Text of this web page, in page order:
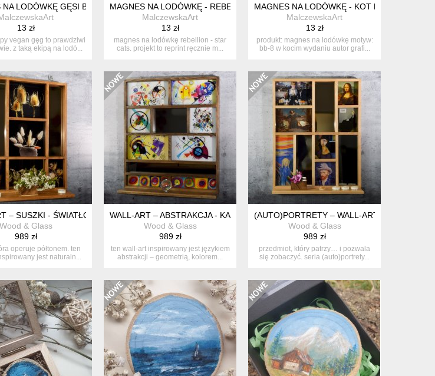
ZESTAW 6SZT - KROWA KURA OWCA GĘŚ ŚWINKA
NA LODÓWKĘ GĘSI BE VEGAN
13 zł
vegan gęg to prawdziwi
z taką ekipą na lodó...
MAGNES NA LODÓWKĘ - REBELLION
MalczewskaArt
13 zł
magnes na lodówkę rebellion - star
cats. projekt to reprint ręcznie m...
MAGNES NA LODÓWKĘ - KOT BB-8 - STAR
MalczewskaArt
13 zł
produkt: magnes na lodówkę motyw:
bb-8 w kocim wydaniu autor grafi...
– SUSZKI - ŚWIATŁO, PÓŁMROK, CISZA
Wood & Glass
989 zł
operuje półtonem. ten
jest naturaln...
WALL-ART – ABSTRAKCJA - KANDINSKY
Wood & Glass
989 zł
ten wall-art inspirowany jest językiem
abstrakcji – geometrią, kolorem...
(AUTO)PORTRETY – WALL-ART Z DREWNA I
Wood & Glass
989 zł
przedmiot, który patrzy… i pozwala
się zobaczyć. seria (auto)portrety...